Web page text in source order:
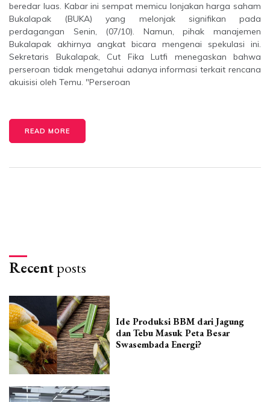
beredar luas. Kabar ini sempat memicu lonjakan harga saham
Bukalapak (BUKA) yang melonjak signifikan pada
perdagangan Senin, (07/10). Namun, pihak manajemen
Bukalapak akhirnya angkat bicara mengenai spekulasi ini.
Sekretaris Bukalapak, Cut Fika Lutfi menegaskan bahwa
perseroan tidak mengetahui adanya informasi terkait rencana
akuisisi oleh Temu. "Perseroan
READ MORE
Recentposts
Ide Produksi BBM dari Jagung
dan Tebu Masuk Peta Besar
Swasembada Energi?